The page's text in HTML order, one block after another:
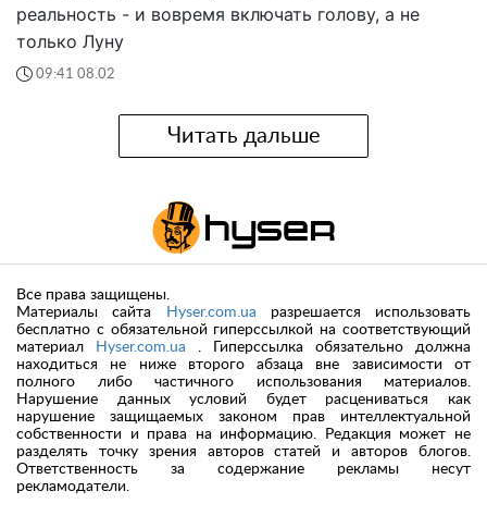
реальность - и вовремя включать голову, а не
только Луну
09:41 08.02
Читать дальше
Все права защищены.
Материалы сайта
Hyser.com.ua разрешается использовать
бесплатно с обязательной гиперссылкой на соответствующий
материал
Hyser.com.ua . Гиперссылка обязательно должна
находиться не ниже второго абзаца вне зависимости от
полного либо частичного использования материалов.
Нарушение данных условий будет расцениваться как
нарушение защищаемых законом прав интеллектуальной
собственности и права на информацию. Редакция может не
разделять точку зрения авторов статей и авторов блогов.
Ответственность за содержание рекламы несут
рекламодатели.